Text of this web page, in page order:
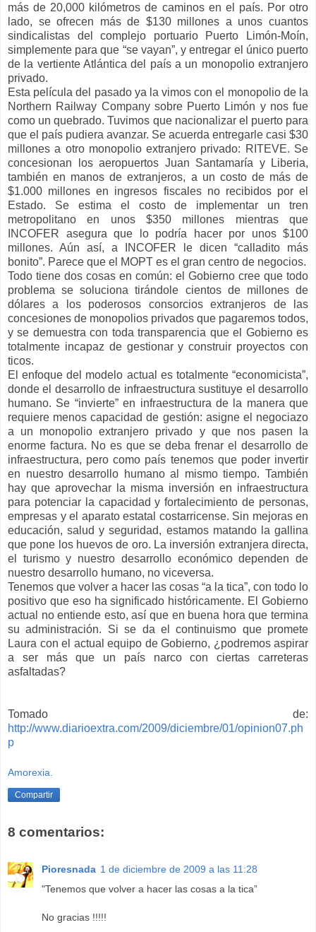
más de 20,000 kilómetros de caminos en el país. Por otro
lado, se ofrecen más de $130 millones a unos cuantos
sindicalistas del complejo portuario Puerto Limón-Moín,
simplemente para que “se vayan”, y entregar el único puerto
de la vertiente Atlántica del país a un monopolio extranjero
privado.
Esta película del pasado ya la vimos con el monopolio de la
Northern Railway Company sobre Puerto Limón y nos fue
como un quebrado. Tuvimos que nacionalizar el puerto para
que el país pudiera avanzar. Se acuerda entregarle casi $30
millones a otro monopolio extranjero privado: RITEVE. Se
concesionan los aeropuertos Juan Santamaría y Liberia,
también en manos de extranjeros, a un costo de más de
$1.000 millones en ingresos fiscales no recibidos por el
Estado. Se estima el costo de implementar un tren
metropolitano en unos $350 millones mientras que
INCOFER asegura que lo podría hacer por unos $100
millones. Aún así, a INCOFER le dicen “calladito más
bonito”. Parece que el MOPT es el gran centro de negocios.
Todo tiene dos cosas en común: el Gobierno cree que todo
problema se soluciona tirándole cientos de millones de
dólares a los poderosos consorcios extranjeros de las
concesiones de monopolios privados que pagaremos todos,
y se demuestra con toda transparencia que el Gobierno es
totalmente incapaz de gestionar y construir proyectos con
ticos.
El enfoque del modelo actual es totalmente “economicista”,
donde el desarrollo de infraestructura sustituye el desarrollo
humano. Se “invierte” en infraestructura de la manera que
requiere menos capacidad de gestión: asigne el negociazo
a un monopolio extranjero privado y que nos pasen la
enorme factura. No es que se deba frenar el desarrollo de
infraestructura, pero como país tenemos que poder invertir
en nuestro desarrollo humano al mismo tiempo. También
hay que aprovechar la misma inversión en infraestructura
para potenciar la capacidad y fortalecimiento de personas,
empresas y el aparato estatal costarricense. Sin mejoras en
educación, salud y seguridad, estamos matando la gallina
que pone los huevos de oro. La inversión extranjera directa,
el turismo y nuestro desarrollo económico dependen de
nuestro desarrollo humano, no viceversa.
Tenemos que volver a hacer las cosas “a la tica”, con todo lo
positivo que eso ha significado históricamente. El Gobierno
actual no entiende esto, así que en buena hora que termina
su administración. Si se da el continuismo que promete
Laura con el actual equipo de Gobierno, ¿podremos aspirar
a ser más que un país narco con ciertas carreteras
asfaltadas?
Tomado de:
http://www.diarioextra.com/2009/diciembre/01/opinion07.ph
p
Amorexia.
Compartir
8 comentarios:
Pioresnada 1 de diciembre de 2009 a las 11:28
"Tenemos que volver a hacer las cosas a la tica”
No gracias !!!!!